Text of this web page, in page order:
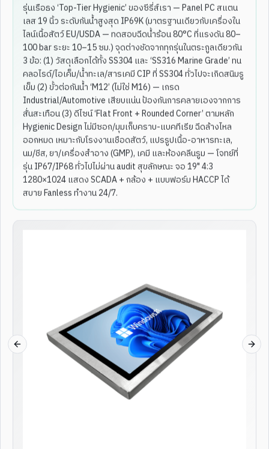
สแกน QR/Barcode/RFID เพื่อรับ-จ่ายสินค้า, ลงเวลา, ควบคุมการเข้าออก
รุ่นที่เราแนะนำ
ENT-WP- 169
มี QR Scanner
ENT-WP-167
POE + NFC/RFID
ทำไมรุ่นเหล่านี้ถึงเหมาะ
มี QR/Barcode Scanner + NFC/RFID Reader + GPIO ในตัวเครื่อง — ติด
ตั้งแล้วใช้กับ WMS / Time Attendance / Access Control ได้ทันที ไม่ต้องเดิน
สายหรือซื้ออุปกรณ์เสริมเพิ่ม
ENT-WP-167
POE + NFC/RFID
Panel Pc With NFC RFID
Reader GPIO Connectors
Panel Pc
ดูสเปกเต็ม
ENT-WP-
ฝัง/ติดผนัง 10.4"
WALL MOUNT
Embedded Wall-mounted Ipc
Manufacturer 10.4 Inch
Capacitive Touch Fanless
Industrial Touch Panel Pc
ดูสเปกเต็ม
ENT-WP- 178 IP68 จุ่มน้ำได้
รุ่นเรือธง ‘Top-Tier Hygienic’ ของซีรี่ส์เรา — Panel PC สแตน
เลส 19 นิ้ว ระดับกันน้ำสูงสุด IP69K (มาตรฐานเดียวกับเครื่องใน
ไลน์เนื้อสัตว์ EU/USDA — ทดสอบฉีดน้ำร้อน 80°C ที่แรงดัน 80–
100 bar ระยะ 10–15 ซม.) จุดต่างชัดจากทุกรุ่นในตระกูลเดียวกัน
3 ข้อ: (1) วัสดุเลือกได้ทั้ง SS304 และ ‘SS316 Marine Grade’ ทน
คลอไรด์/ไอเค็ม/น้ำทะเล/สารเคมี CIP ที่ SS304 ทั่วไปจะเกิดสนิมรู
เข็ม (2) ขั้วต่อกันน้ำ ‘M12’ (ไม่ใช่ M16) — เกรด
Industrial/Automotive เสียบแน่น ป้องกันการคลายเองจากการ
สั่นสะเทือน (3) ดีไซน์ ‘Flat Front + Rounded Corner’ ตามหลัก
Hygienic Design ไม่มีซอก/มุมเก็บคราบ-แบคทีเรีย ฉีดล้างไหล
ออกหมด เหมาะกับโรงงานเชือดสัตว์, แปรรูปเนื้อ-อาหารทะเล,
นม/ชีส, ยา/เครื่องสำอาง (GMP), เคมี และห้องคลีนรูม — โจทย์ที่
รุ่น IP67/IP68 ทั่วไปไม่ผ่าน audit สุขลักษณะ จอ 19" 4:3
1280×1024 แสดง SCADA + กล้อง + แบบฟอร์ม HACCP ได้
สบาย Fanless ทำงาน 24/7.
Previous slide